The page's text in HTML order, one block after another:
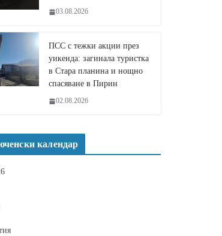
03.08.2026
ПСС с тежки акции през
уикенда: загинала туристка
в Стара планина и нощно
спасяване в Пирин
02.08.2026
календар